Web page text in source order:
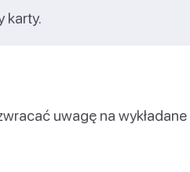
karty.
uwagę na wykładane